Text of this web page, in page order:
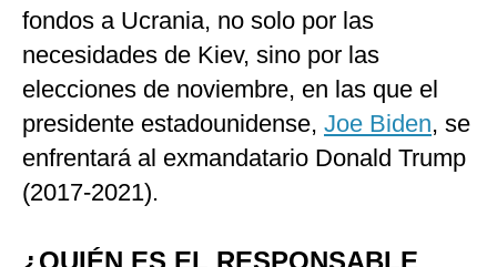
fondos a Ucrania, no solo por las
necesidades de Kiev, sino por las
elecciones de noviembre, en las que el
presidente estadounidense, Joe Biden, se
enfrentará al exmandatario Donald Trump
(2017-2021).